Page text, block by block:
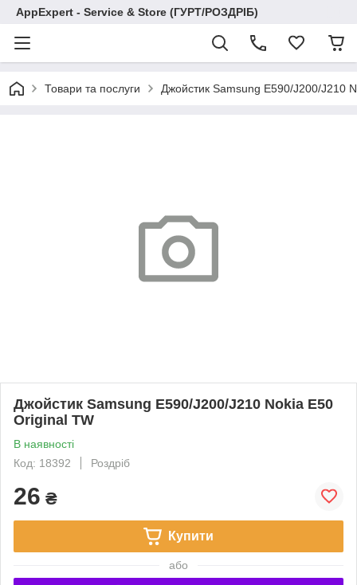
AppExpert - Service & Store (ГУРТ/РОЗДРІБ)
Товари та послуги Джойстик Samsung E590/J200/J210
Джойстик Samsung E590/J200/J210 Nokia E50
Original TW
В наявності
Код: 18392
Роздріб
26 ₴
Купити
або